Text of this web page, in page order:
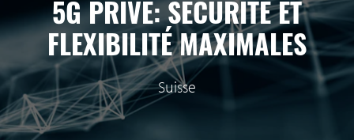
5G PRIVÉ: SÉCURITÉ ET
FLEXIBILITÉ MAXIMALES
Suisse